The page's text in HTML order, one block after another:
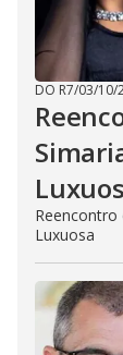
DO R7/03/10/
Reencontro
Luxuosa